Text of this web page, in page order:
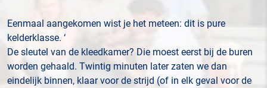
Eenmaal aangekomen wist je het meteen: dit is pure
kelderklasse. ‘
De sleutel van de kleedkamer? Die moest eerst bij de buren
worden gehaald. Twintig minuten later zaten we dan
eindelijk binnen, klaar voor de strijd (of in elk geval voor de